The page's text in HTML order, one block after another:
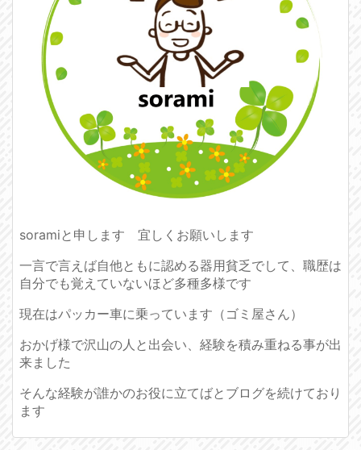
soramiと申します 宜しくお願いします
一言で言えば自他ともに認める器用貧乏でして、職歴は
自分でも覚えていないほど多種多様です
現在はパッカー車に乗っています（ゴミ屋さん）
おかげ様で沢山の人と出会い、経験を積み重ねる事が出
来ました
そんな経験が誰かのお役に立てばとブログを続けており
ます